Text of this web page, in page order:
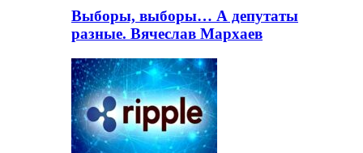
Выборы, выборы… А депутаты
разные. Вячеслав Мархаев